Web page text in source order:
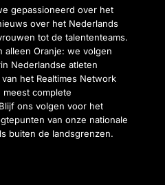
gepassioneerd over het
over het Nederlands
tot de talententeams.
alleen Oranje: we volgen
Nederlandse atleten
het Realtimes Network
complete
ons volgen voor het
van onze nationale
buiten de landsgrenzen.